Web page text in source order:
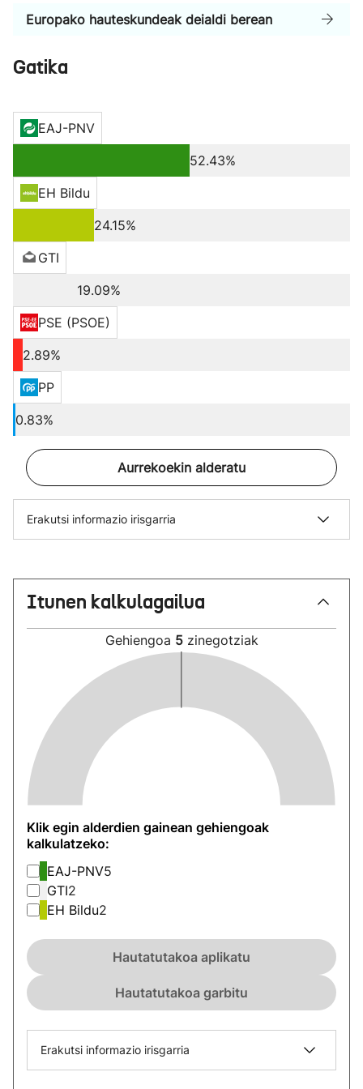
Europako hauteskundeak deialdi berean
Gatika
EAJ-PNV
52.43%
EH Bildu
24.15%
GTI
19.09%
PSE (PSOE)
2.89%
PP
0.83%
Aurrekoekin alderatu
Erakutsi informazio irisgarria
Itunen kalkulagailua
Gehiengoa 5 zinegotziak
Klik egin alderdien gainean gehiengoak
kalkulatzeko:
EAJ-PNV5
GTI2
EH Bildu2
Hautatutakoa aplikatu
Hautatutakoa garbitu
Erakutsi informazio irisgarria